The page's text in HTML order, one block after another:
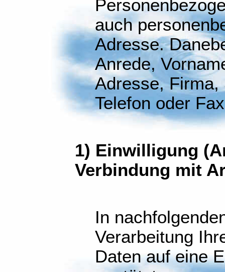
auch
Adresse.
Anrede,
Adresse,
Telefon oder
1) Einwilligung
Verbindung mit
In
Verarbeitung
Daten auf eine